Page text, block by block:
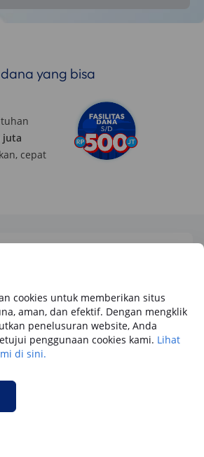
cookies untuk memberikan situs
aman, dan efektif. Dengan mengklik
penelusuran website, Anda
penggunaan cookies kami. Lihat
di sini.
yang bisa
juta
cepat
BPKB Mobil Cepat Cair di SEVA
Cek Syarat, dan Simulasinya
Pengajuan Jaminan BPKB Mobil di